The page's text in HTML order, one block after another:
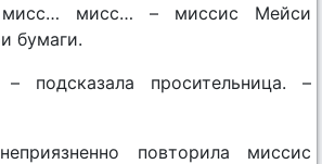
мисс… – миссис Мейси
бумаги.
подсказала просительница. –
повторила миссис